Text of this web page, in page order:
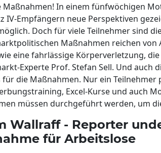
Maßnahmen! In einem fünfwöchigen
IV-Empfängern neue Perspektiven
Doch für viele Teilnehmer sind
Maßnahmen reichen von
eine fahrlässige Körperverletzung,
Experte Prof. Stefan Sell. Und auch
für die Maßnahmen. Nur ein
Excel-Kurse und auch
müssen durchgeführt werden, um
Wallraff - Reporter
für Arbeitslose